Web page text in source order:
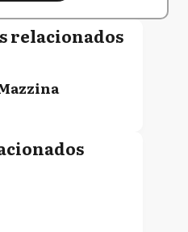
relacionados